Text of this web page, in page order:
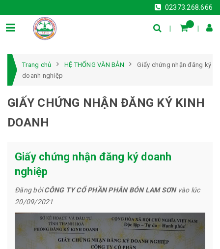
02373.268.666
Trang chủ HỆ THỐNG VĂN BẢN
Giấy chứng nhận đăng ký
doanh nghiệp
GIẤY CHỨNG NHẬN ĐĂNG KÝ KINH
DOANH
Giấy chứng nhận đăng ký doanh
nghiệp
Đăng bởiCÔNG TY CỔ PHẦN PHÂN BÓN LAM SƠNvào lúc
20/09/2021